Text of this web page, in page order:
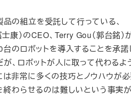
の組立を受託して行っている、
康）のCEO、Terry Gou（郭台銘）が
のロボットを導入することを承諾
、ロボットが人に取って代わるよ
非常に多くの技巧とノウハウが必
わらせるのは難しいという事実が